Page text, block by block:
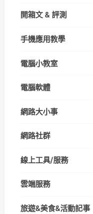
開箱文 & 評測
手機應用教學
電腦小教室
電腦軟體
網路大小事
網路社群
線上工具/服務
雲端服務
旅遊&美食&活動記事